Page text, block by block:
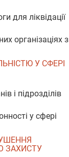
для ліквідації
організаціях з
У СФЕРІ
і підрозділів
у сфері
ЗАХИСТУ